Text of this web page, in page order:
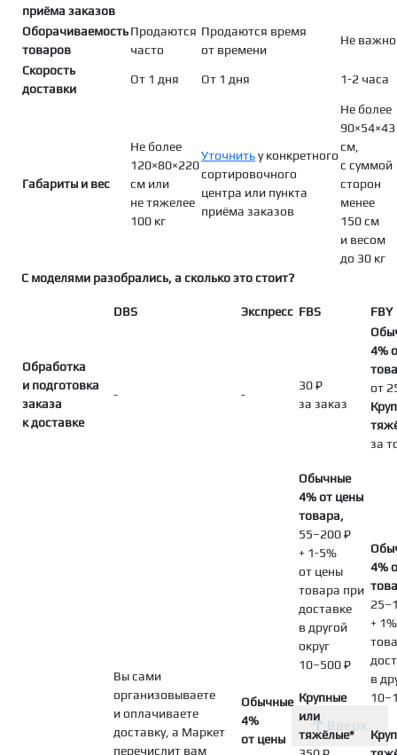
приёма заказов
Оборачиваемость
товаров
Продаются
часто
Продаются время
от времени
Не важно
Скорость
доставки
От 1 дня От 1 дня 1-2 часа
Габариты и вес
Не более
120×80×220
см или
не тяжелее
100 кг
Уточнитьу конкретного
сортировочного
центра или пункта
приёма заказов
Не более
90×54×43
см,
с суммой
сторон
менее
150 см
и весом
до 30 кг
С моделями разобрались, а сколько это стоит?
DBS Экспресс FBS FBY
Обработка
и подготовка
заказа
к доставке
- -
30 ₽
за заказ
4%
от
за
Вы сами
организовываете
и оплачиваете
доставку, а Маркет
перечислит вам
Обычные
4%
от цены
Обычные
4% от цены
товара,
55–200 ₽
+ 1-5%
от цены
товара при
доставке
в другой
округ
10–500 ₽
Крупные
или
тяжёлые*
4%
+
в
Вверх